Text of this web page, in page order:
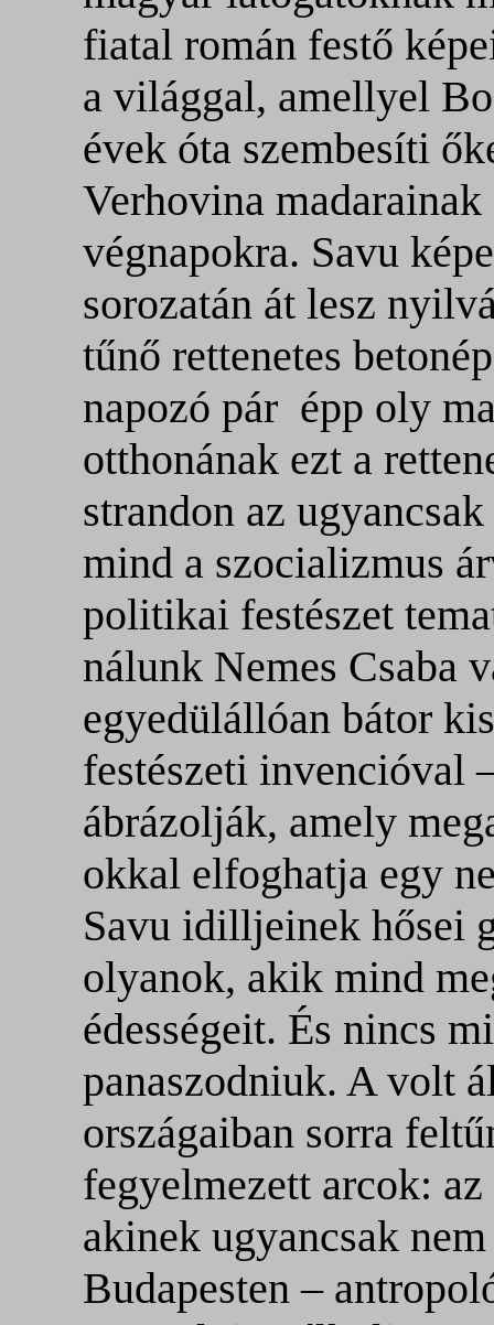
fiatal román festő
a világgal, amellyel
évek óta szembesíti
Verhovina
végnapokra. Savu
sorozatán át lesz
tűnő rettenetes
napozó pár épp oly
otthonának ezt a
strandon az
mind a szocializmus
politikai festészet
nálunk Nemes Csaba
egyedülállóan bátor
festészeti invencióval
ábrázolják, amely
okkal elfoghatja egy
Savu idilljeinek hősei
olyanok, akik mind
édességeit. És nincs
panaszodniuk. A volt
országaiban sorra
fegyelmezett arcok:
akinek ugyancsak
Budapesten –